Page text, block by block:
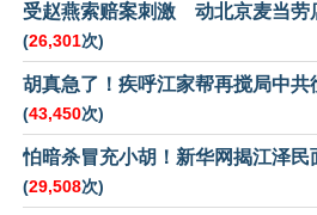
受赵燕索赔案刺激 动北京麦当劳
(26,301次)
胡真急了！疾呼江家帮再搅局中共
(43,450次)
怕暗杀冒充小胡！新华网揭江泽民
(29,508次)